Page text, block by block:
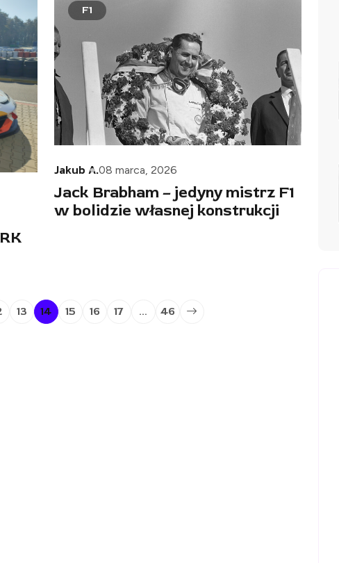
F1
Jakub A.08 marca, 2026
Jack Brabham – jedyny mistrz F1
w bolidzie własnej konstrukcji
13 14 15 16 17 … 46